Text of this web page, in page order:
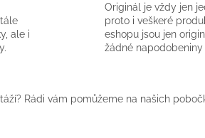
ale i
Originál je vždy jen
proto i veškeré
eshopu jsou jen
žádné napodobeniny
Rádi vám pomůžeme na našich